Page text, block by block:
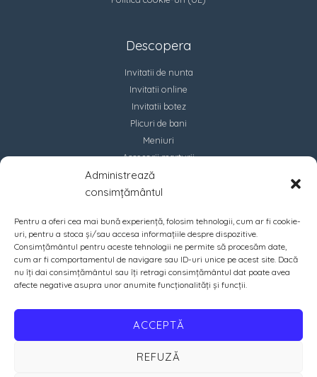
Administrează
consimțământul
Pentru a oferi cea mai bună experiență, folosim tehnologii, cum ar fi cookie-
uri, pentru a stoca și/sau accesa informațiile despre dispozitive.
Consimțământul pentru aceste tehnologii ne permite să procesăm date,
cum ar fi comportamentul de navigare sau ID-uri unice pe acest site. Dacă
nu îți dai consimțământul sau îți retragi consimțământul dat poate avea
afecte negative asupra unor anumite funcționalități și funcții.
ACCEPTĂ
REFUZĂ
Descopera
Invitatii de nunta
Invitatii online
Invitatii botez
Plicuri de bani
Meniuri
Accesorii marturii
Contact